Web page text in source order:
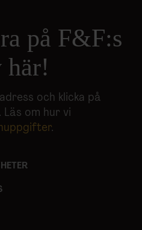
på F&F:s
här!
och klicka på
Läs om hur vi
.